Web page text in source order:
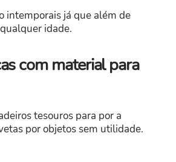
intemporais já que além de
idade.
com material para
tesouros para por a
por objetos sem utilidade.